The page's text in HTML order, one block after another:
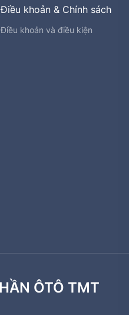
Điều khoản & Chính sách
Điều khoản và điều kiện
ÔTÔ TMT